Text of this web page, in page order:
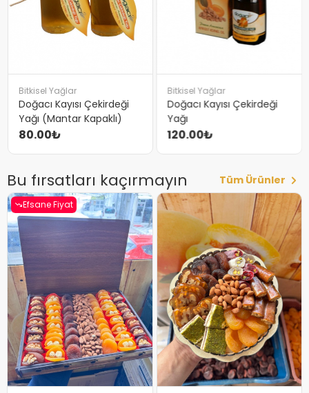
Bitkisel Yağlar
Doğacı Kayısı Çekirdeği
Yağı (Mantar Kapaklı)
80.00₺
Bitkisel Yağlar
Doğacı Kayısı Çekirdeği
Yağı
120.00₺
Bu fırsatları kaçırmayın Tüm Ürünler
Efsane Fiyat